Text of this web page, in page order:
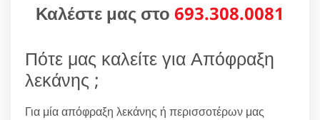
Καλέστε μας στο 693.308.0081
Πότε μας καλείτε για Απόφραξη
λεκάνης ;
Για μία απόφραξη λεκάνης ή περισσοτέρων μας